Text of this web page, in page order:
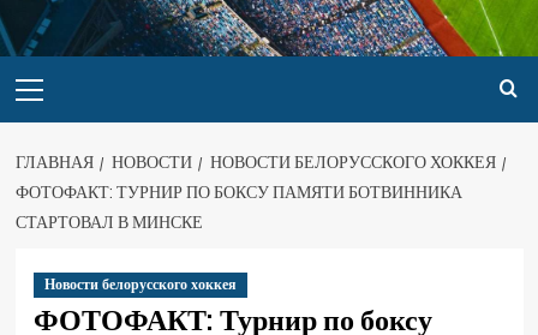
ГЛАВНАЯ НОВОСТИ
НОВОСТИ БЕЛОРУССКОГО ХОККЕЯ
ФОТОФАКТ: ТУРНИР ПО БОКСУ ПАМЯТИ БОТВИННИКА
СТАРТОВАЛ В МИНСКЕ
Новости белорусского хоккея
ФОТОФАКТ: Турнир по боксу